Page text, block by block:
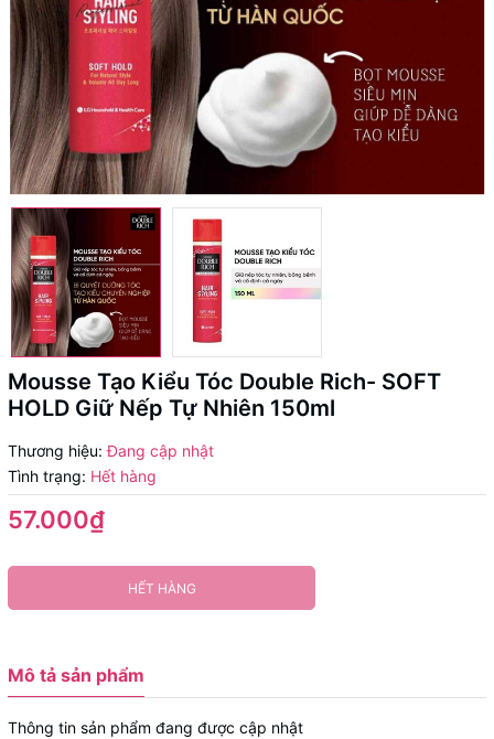
Mousse Tạo Kiểu Tóc Double Rich- SOFT
HOLD Giữ Nếp Tự Nhiên 150ml
Thương hiệu: Đang cập nhật
Tình trạng: Hết hàng
57.000₫
HẾT HÀNG
Mô tả sản phẩm
Thông tin sản phẩm đang được cập nhật